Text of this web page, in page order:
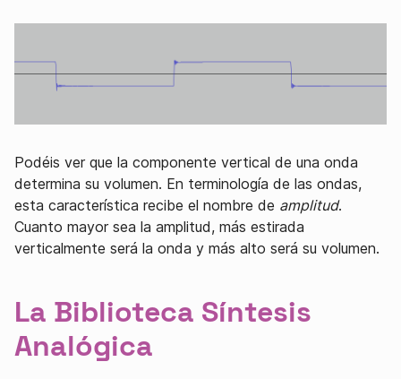
Podéis ver que la componente vertical de una onda
determina su volumen. En terminología de las ondas,
esta característica recibe el nombre de amplitud.
Cuanto mayor sea la amplitud, más estirada
verticalmente será la onda y más alto será su volumen.
La Biblioteca Síntesis
Analógica